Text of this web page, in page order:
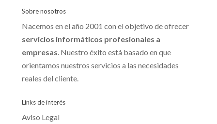
Sobre nosotros
Nacemos en el año 2001 con el objetivo de ofrecer
servicios informáticos profesionales a
empresas. Nuestro éxito está basado en que
orientamos nuestros servicios a las necesidades
reales del cliente.
Links de interés
Aviso Legal